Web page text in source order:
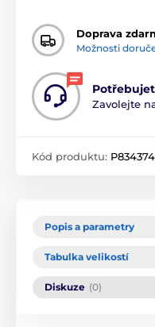
Doprava
Možnosti
Zavolejte
Kód produktu: P834374
Popis a parametry
Tabulka velikostí
Diskuze (0)